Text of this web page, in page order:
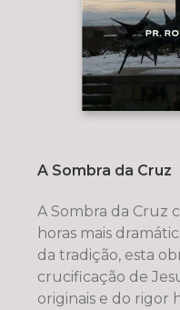
A Sombra da Cruz
A Sombra da Cruz
horas mais
da tradição, esta
crucificação de
originais e do rigor histórico.